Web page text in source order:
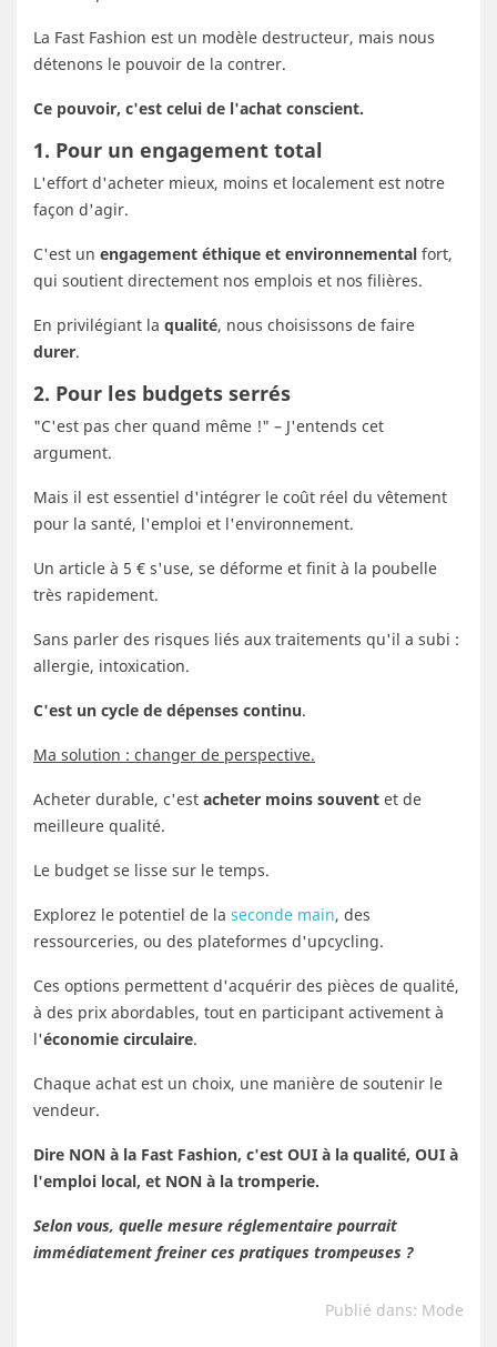
La Fast Fashion est un modèle destructeur, mais nous
détenons le pouvoir de la contrer.
Ce pouvoir, c'est celui de l'achat conscient.
1. Pour un engagement total
L'effort d'acheter mieux, moins et localement est notre
façon d'agir.
C'est un engagement éthique et environnemental fort,
qui soutient directement nos emplois et nos filières.
En privilégiant la qualité, nous choisissons de faire
durer.
2. Pour les budgets serrés
"C'est pas cher quand même !" – J'entends cet
argument.
Mais il est essentiel d'intégrer le coût réel du vêtement
pour la santé, l'emploi et l'environnement.
Un article à 5 € s'use, se déforme et finit à la poubelle
très rapidement.
Sans parler des risques liés aux traitements qu'il a subi :
allergie, intoxication.
C'est un cycle de dépenses continu.
Ma solution : changer de perspective.
Acheter durable, c'est acheter moins souvent et de
meilleure qualité.
Le budget se lisse sur le temps.
Explorez le potentiel de la seconde main, des
ressourceries, ou des plateformes d'upcycling.
Ces options permettent d'acquérir des pièces de qualité,
à des prix abordables, tout en participant activement à
l'économie circulaire.
Chaque achat est un choix, une manière de soutenir le
vendeur.
Dire NON à la Fast Fashion, c'est OUI à la qualité, OUI à
l'emploi local, et NON à la tromperie.
Selon vous, quelle mesure réglementaire pourrait
immédiatement freiner ces pratiques trompeuses ?
Publié dans: Mode